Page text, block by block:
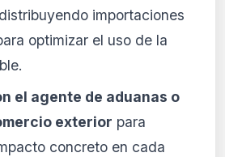
importaciones
optimizar el uso de la
el agente de aduanas o
exterior para
concreto en cada